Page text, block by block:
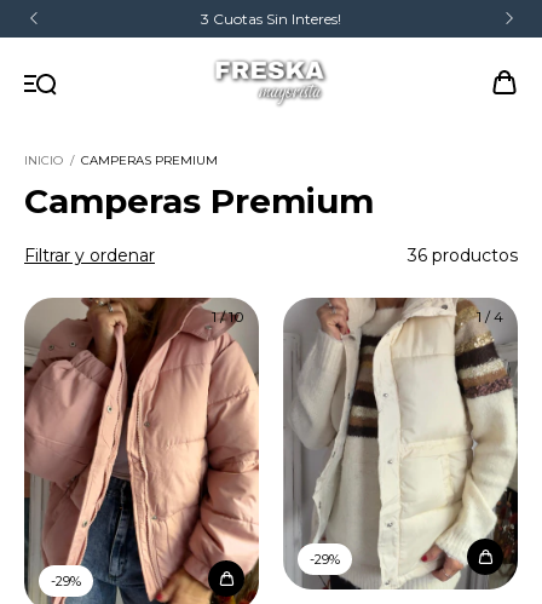
3 Cuotas Sin Interes!
INICIO / CAMPERAS PREMIUM
Camperas Premium
Filtrar y ordenar 36 productos
1/10
-29%
1/4
-29%